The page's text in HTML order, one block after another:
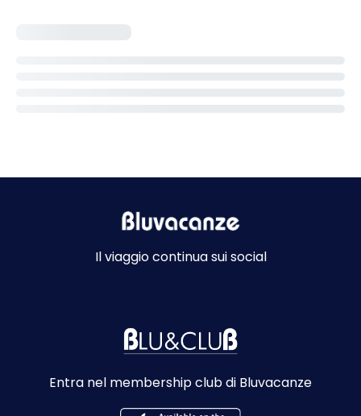
Il viaggio continua sui social
Entra nel membership club di Bluvacanze